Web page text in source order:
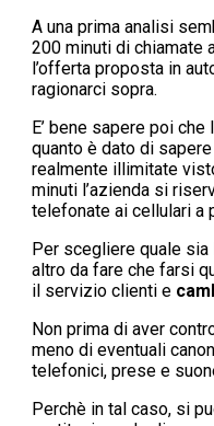
A una prima analisi
200 minuti di chiamate
l’offerta proposta in
ragionarci sopra.
E’ bene sapere poi
quanto è dato di
realmente illimitate
minuti l’azienda si
telefonate ai cellulari a
Per scegliere quale
altro da fare che farsi
il servizio clienti e
Non prima di aver
meno di eventuali
telefonici, prese e
Perchè in tal caso, si